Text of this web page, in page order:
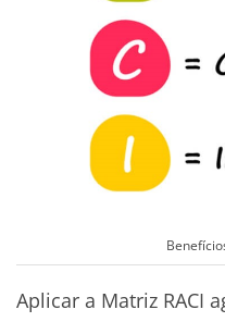
Aplicar a Matriz RACI